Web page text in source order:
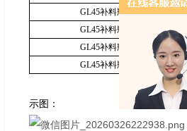
GL45补料瓶盖（316L材质）
GL45补料瓶盖（316L材质）
GL45补料瓶盖（316L材质）
GL45补料瓶盖（316L材质）
示图：